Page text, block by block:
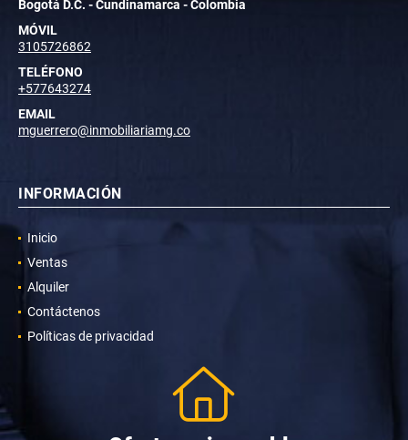
Bogotá D.C. - Cundinamarca - Colombia
MÓVIL
3105726862
TELÉFONO
+577643274
EMAIL
mguerrero@inmobiliariamg.co
INFORMACIÓN
Inicio
Ventas
Alquiler
Contáctenos
Políticas de privacidad